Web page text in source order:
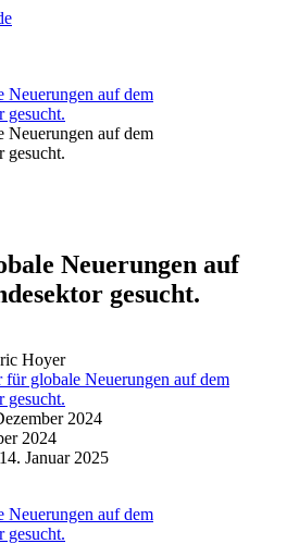
Neuerungen auf dem
gesucht.
Neuerungen auf dem
gesucht.
Neuerungen auf
gesucht.
Hoyer
für globale Neuerungen auf dem
gesucht.
2024
2024
Januar 2025
Neuerungen auf dem
gesucht.